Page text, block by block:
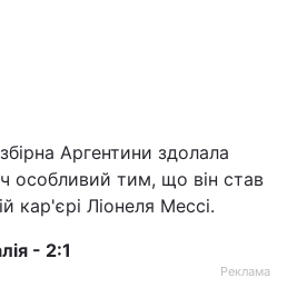
Аргентини здолала
особливий тим, що він став
кар'єрі Ліонеля Мессі.
- 2:1
Реклама